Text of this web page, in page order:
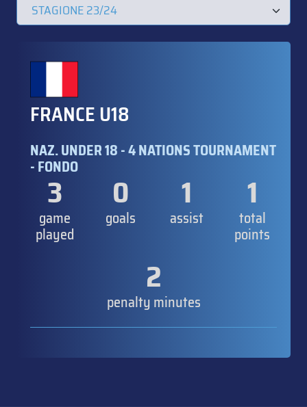
FRANCE U18
NAZ. UNDER 18 - 4 NATIONS TOURNAMENT
- FONDO
3
game
played
0
goals
1
assist
1
total
points
2
penalty minutes